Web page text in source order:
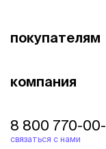
покупателям
компания
8 800 770-
связаться с нами